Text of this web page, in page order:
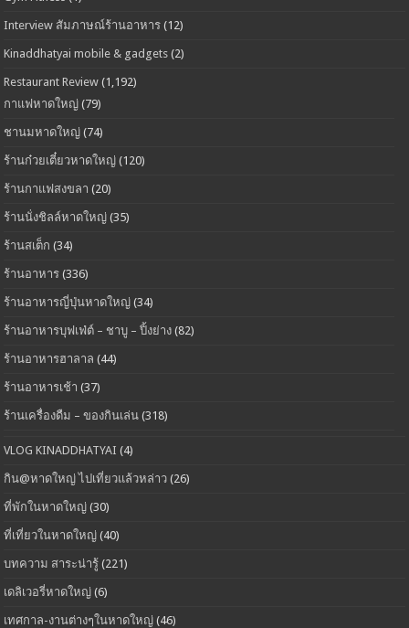
Interview สัมภาษณ์ร้านอาหาร (12)
Kinaddhatyai mobile & gadgets (2)
Restaurant Review (1,192)
กาแฟหาดใหญ่ (79)
ชานมหาดใหญ่ (74)
ร้านก๋วยเตี๋ยวหาดใหญ่ (120)
ร้านกาแฟสงขลา (20)
ร้านนั่งชิลล์หาดใหญ่ (35)
ร้านสเต็ก (34)
ร้านอาหาร (336)
ร้านอาหารญี่ปุ่นหาดใหญ่ (34)
ร้านอาหารบุฟเฟ่ต์ – ชาบู – ปิ้งย่าง (82)
ร้านอาหารฮาลาล (44)
ร้านอาหารเช้า (37)
ร้านเครื่องดืม – ของกินเล่น (318)
VLOG KINADDHATYAI (4)
กิน@หาดใหญ่ ไปเที่ยวแล้วหล่าว (26)
ที่พักในหาดใหญ่ (30)
ที่เที่ยวในหาดใหญ่ (40)
บทความ สาระน่ารู้ (221)
เดลิเวอรี่หาดใหญ่ (6)
เทศกาล-งานต่างๆในหาดใหญ่ (46)